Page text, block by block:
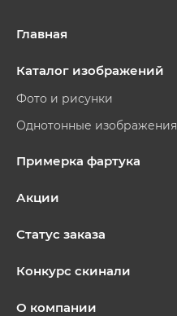
Главная
Каталог изображений
Фото и рисунки
Однотонные изображения
Примерка фартука
Акции
Статус заказа
Конкурс скинали
О компании